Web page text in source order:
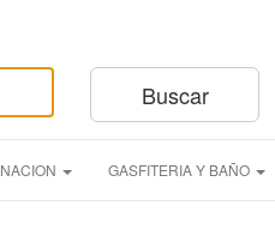
GASFITERIA Y BAÑO